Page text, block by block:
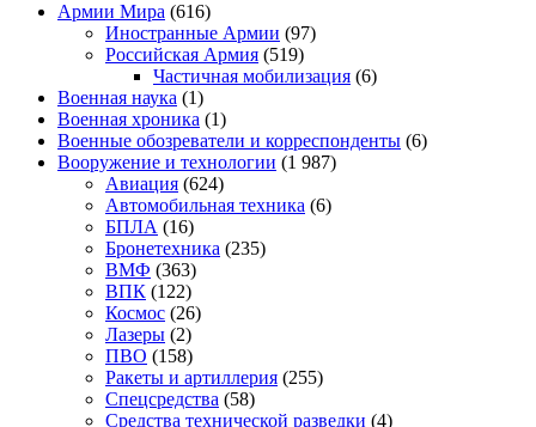
Армии Мира (616)
Иностранные Армии (97)
Российская Армия (519)
Частичная мобилизация (6)
Военная наука (1)
Военная хроника (1)
Военные обозреватели и корреспонденты (6)
Вооружение и технологии (1 987)
Авиация (624)
Автомобильная техника (6)
БПЛА (16)
Бронетехника (235)
ВМФ (363)
ВПК (122)
Космос (26)
Лазеры (2)
ПВО (158)
Ракеты и артиллерия (255)
Спецсредства (58)
Средства технической разведки (4)